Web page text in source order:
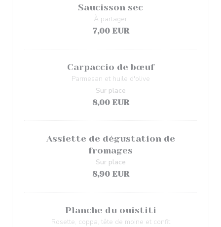
Saucisson sec
À partager
7,00 EUR
Carpaccio de bœuf
Parmesan et huile d'olive
8,00 EUR
Sur place
Assiette de dégustation de
fromages
8,90 EUR
Sur place
Planche du ouistiti
Rosette, coppa, tête de moine et confit